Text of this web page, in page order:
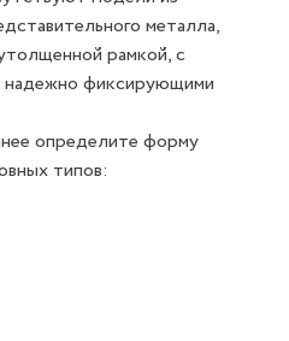
металла,
рамкой, с
надежно фиксирующими
определите форму
типов: